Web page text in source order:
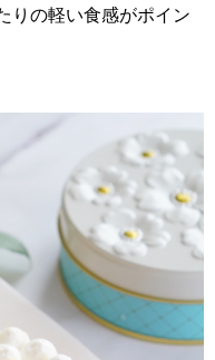
りの軽い食感がポイン